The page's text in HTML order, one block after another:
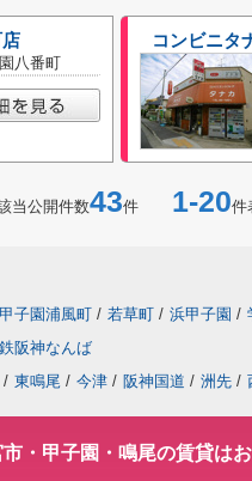
八番町
コンビニタ
当公開件数43件 1-20件
甲子園浦風町 / 若草町 / 浜甲子園 /
阪神なんば
/ 東鳴尾 / 今津 / 阪神国道 / 洲先 /
・甲子園・鳴尾の賃貸は